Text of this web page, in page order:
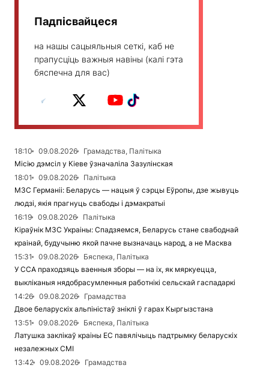
Падпісвайцеся
на нашы сацыяльныя сеткі, каб не
прапусціць важныя навіны (калі гэта
бяспечна для вас)
18:10 09.08.2026
Грамадства, Палітыка
Місію дэмсіл у Кіеве ўзначаліла Зазулінская
18:01
09.08.2026
Палітыка
МЗС Германіі: Беларусь — нацыя ў сэрцы Еўропы, дзе жывуць
людзі, якія прагнуць свабоды і дэмакратыі
16:19
09.08.2026
Палітыка
Кіраўнік МЗС Украіны: Спадзяемся, Беларусь стане свабоднай
краінай, будучыню якой пачне вызначаць народ, а не Масква
15:31
09.08.2026
Бяспека, Палітыка
У ССА праходзяць ваенныя зборы — на іх, як мяркуецца,
выкліканыя нядобрасумленныя работнікі сельскай гаспадаркі
14:26
09.08.2026
Грамадства
Двое беларускіх альпіністаў зніклі ў гарах Кыргызстана
13:51
09.08.2026
Бяспека, Палітыка
Латушка заклікаў краіны ЕС павялічыць падтрымку беларускіх
незалежных СМІ
13:42
09.08.2026
Грамадства